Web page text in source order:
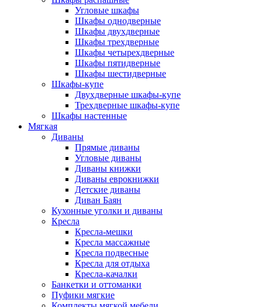
Угловые шкафы
Шкафы однодверные
Шкафы двухдверные
Шкафы трехдверные
Шкафы четырехдверные
Шкафы пятидверные
Шкафы шестидверные
Шкафы-купе
Двухдверные шкафы-купе
Трехдверные шкафы-купе
Шкафы настенные
Мягкая
Диваны
Прямые диваны
Угловые диваны
Диваны книжки
Диваны еврокнижки
Детские диваны
Диван Баян
Кухонные уголки и диваны
Кресла
Кресла-мешки
Кресла массажные
Кресла подвесные
Кресла для отдыха
Кресла-качалки
Банкетки и оттоманки
Пуфики мягкие